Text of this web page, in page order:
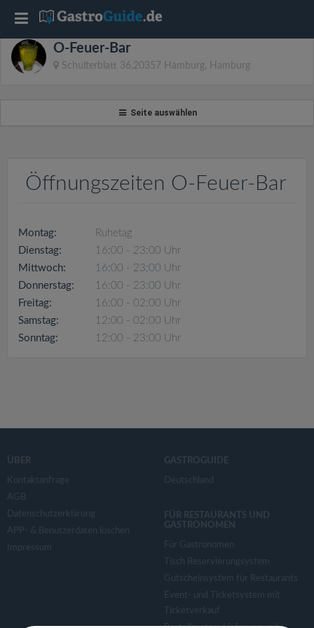
O-Feuer-Bar
Schulterblatt 36,20357 Hamburg, Hamburg
Seite auswählen
Öffnungszeiten O-Feuer-Bar
Montag:
Ruhetag
Dienstag:
16:00 - 23:00 Uhr
Mittwoch:
16:00 - 23:00 Uhr
Donnerstag:
16:00 - 23:00 Uhr
Freitag:
16:00 - 02:00 Uhr
Samstag:
12:00 - 02:00 Uhr
Sonntag:
12:00 - 23:00 Uhr
ÜBER
Kontaktanfrage
AGB
Datenschutzerklärung
APP- & Benutzerdaten löschen
Impressum
GASTROGUIDE
Deutschland
FÜR RESTAURANTS UND
GASTRONOMEN
Für Gastronomen
Tisch Reservierungsystem
Gutscheinsystem für Restaurants
Event- und Ticketsystem mit
Ticketverkauf
T
o
a
t